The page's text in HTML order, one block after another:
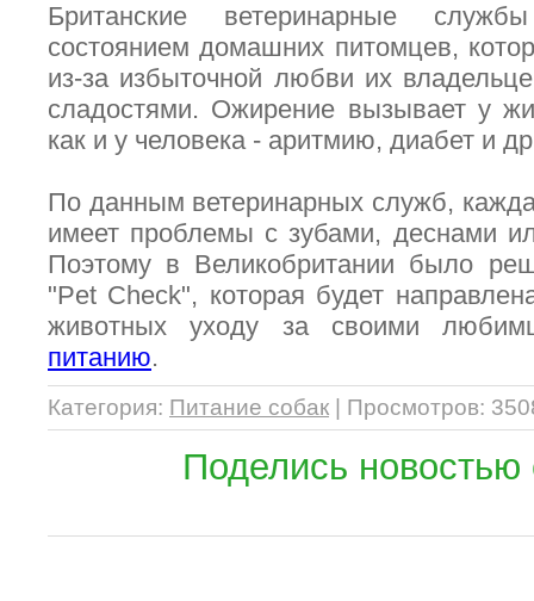
Британские ветеринарные
состоянием домашних питомцев,
из-за избыточной любви их
сладостями. Ожирение вызывает у
как и у человека - аритмию, диабет и
По данным ветеринарных служб,
имеет проблемы с зубами, деснами
Поэтому в Великобритании было
"Pet Check", которая будет
животных уходу за своими
питанию.
Категория: Питание собак Просмотров:
Поделись новостью